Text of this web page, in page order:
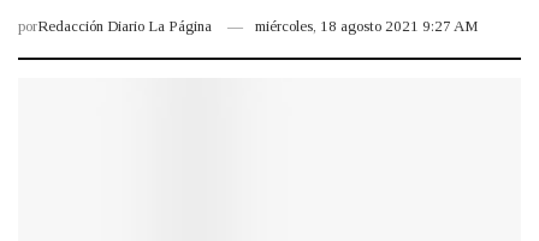
porRedacción Diario La Página miércoles, 18 agosto 2021 9:27 AM